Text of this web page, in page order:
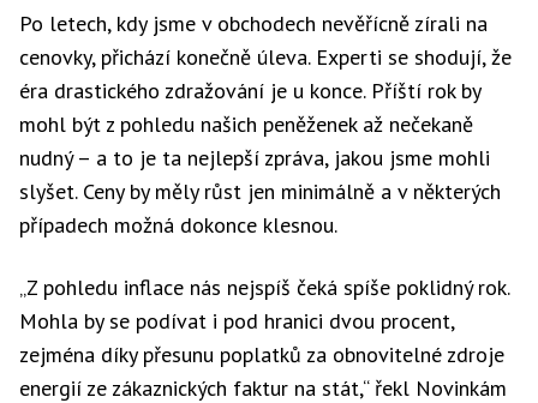
Po letech, kdy jsme v obchodech nevěřícně zírali na
cenovky, přichází konečně úleva. Experti se shodují, že
éra drastického zdražování je u konce. Příští rok by
mohl být z pohledu našich peněženek až nečekaně
nudný – a to je ta nejlepší zpráva, jakou jsme mohli
slyšet. Ceny by měly růst jen minimálně a v některých
případech možná dokonce klesnou.
„Z pohledu inflace nás nejspíš čeká spíše poklidný rok.
Mohla by se podívat i pod hranici dvou procent,
zejména díky přesunu poplatků za obnovitelné zdroje
energií ze zákaznických faktur na stát,“ řekl Novinkám